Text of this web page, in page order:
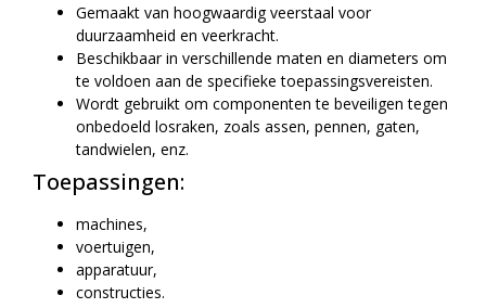
Gemaakt van hoogwaardig veerstaal voor
duurzaamheid en veerkracht.
Beschikbaar in verschillende maten en diameters om
te voldoen aan de specifieke toepassingsvereisten.
Wordt gebruikt om componenten te beveiligen tegen
onbedoeld losraken, zoals assen, pennen, gaten,
tandwielen, enz.
Toepassingen:
machines,
voertuigen,
apparatuur,
constructies.